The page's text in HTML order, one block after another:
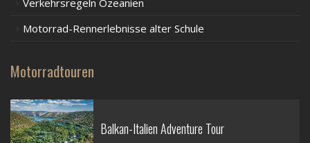
Verkehrsregeln Ozeanien
Motorrad-Rennerlebnisse alter Schule
Motorradtouren
Balkan-Italien Adventure Tour